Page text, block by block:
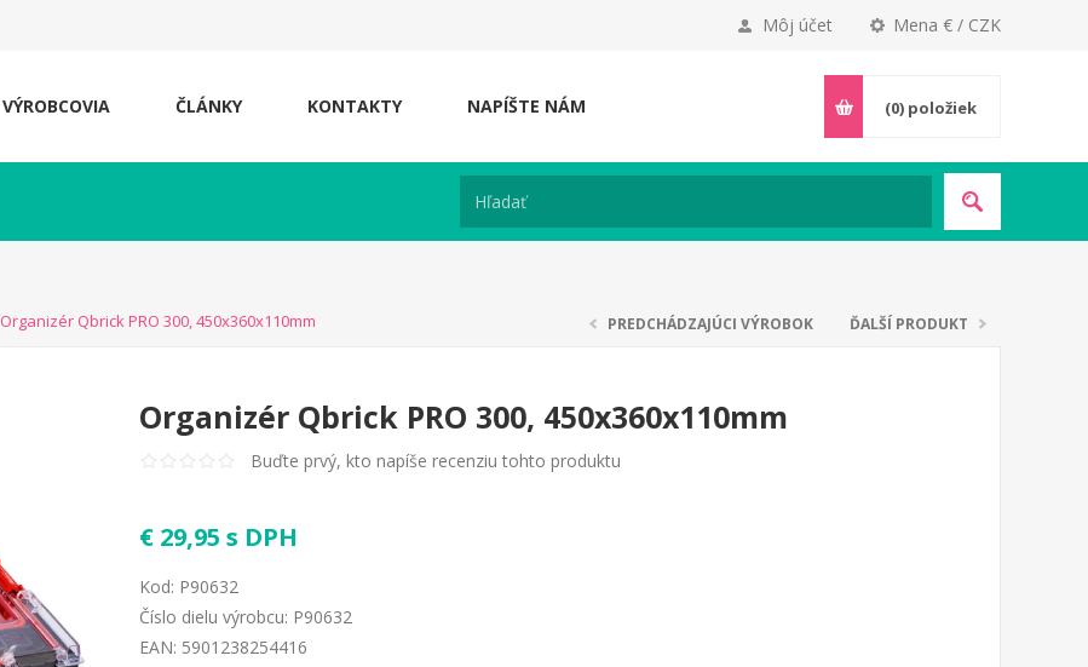
Mena € / CZK
Môj účet
VÝROBCOVIA ČLÁNKY KONTAKTY NAPÍŠTE NÁM (0) položiek
Organizér Qbrick PRO 300, 450x360x110mm PREDCHÁDZAJÚCI VÝROBOK ĎALŠÍ PRODUKT
Organizér Qbrick PRO 300, 450x360x110mm
Buďte prvý, kto napíše recenziu tohto produktu
€ 29,95 s DPH
Kod: P90632
Číslo dielu výrobcu: P90632
EAN: 5901238254416